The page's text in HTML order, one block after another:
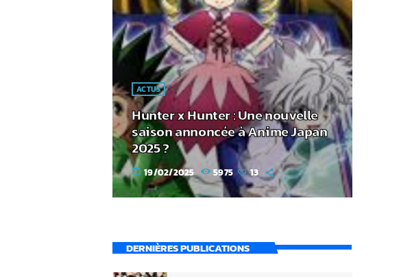
ACTUS
Hunter x Hunter : Une nouvelle
saison annoncée à Anime Japan
2025 ?
today 19/02/2025 5975 13
DERNIÈRES PUBLICATIONS